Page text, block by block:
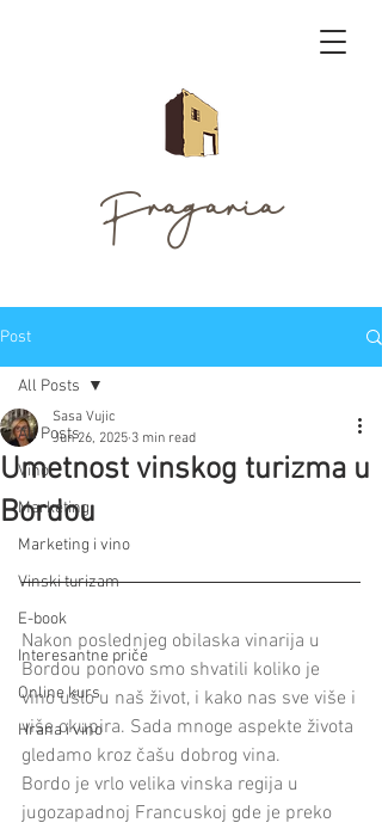
Fragaria
Post
All Posts
Vino
Marketing
Marketing i vino
Vinski turizam
E-book
Interesantne priče
Online kurs
Hrana i vino
All Posts
Umetnost vinskog turizma u
Bordou
Sasa Vujic
Jun 26, 2025 3 min read
Nakon poslednjeg obilaska vinarija u
Bordou ponovo smo shvatili koliko je
vino ušlo u naš život, i kako nas sve više i
više okupira. Sada mnoge aspekte života
gledamo kroz čašu dobrog vina.
Bordo je vrlo velika vinska regija u
jugozapadnoj Francuskoj gde je preko